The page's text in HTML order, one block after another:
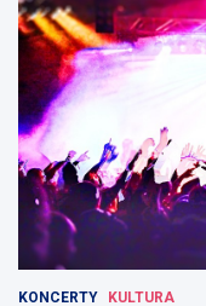
KONCERTY KULTURA